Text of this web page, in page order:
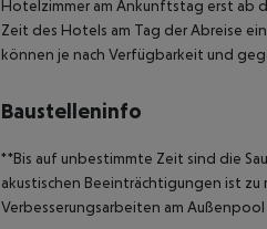
Hotelzimmer am Ankunftstag erst ab
Zeit des Hotels am Tag der Abreise
können je nach Verfügbarkeit und
Baustelleninfo
**Bis auf unbestimmte Zeit sind die
akustischen Beeinträchtigungen ist zu
Verbesserungsarbeiten am